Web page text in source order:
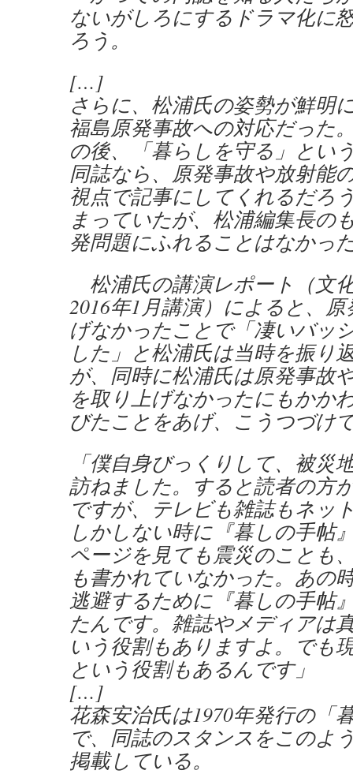
ないがしろにするドラマ化に
ろう。
[…]
さらに、松浦氏の姿勢が鮮明
福島原発事故への対応だった
の後、「暮らしを守る」とい
同誌なら、原発事故や放射能
視点で記事にしてくれるだろ
まっていたが、松浦編集長の
発問題にふれることはなかっ
松浦氏の講演レポート（文
2016年1月講演）によると、
げなかったことで「凄いバッ
した」と松浦氏は当時を振り
が、同時に松浦氏は原発事故
を取り上げなかったにもかか
びたことをあげ、こうつづけ
「僕自身びっくりして、被災
訪ねました。すると読者の方
ですが、テレビも雑誌もネッ
しかしない時に『暮しの手帖
ページを見ても震災のことも
も書かれていなかった。あの
逃避するために『暮しの手帖
たんです。雑誌やメディアは
いう役割もありますよ。でも
という役割もあるんです」
[…]
花森安治氏は1970年発行の「
で、同誌のスタンスをこのよ
掲載している。